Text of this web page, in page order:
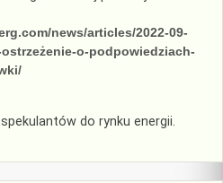
news/articles/2022-09-
o-podpowiedziach-
do rynku energii.